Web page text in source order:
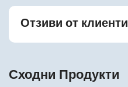
Отзиви от клиенти
Сходни Продукти